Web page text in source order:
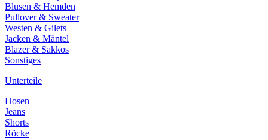
Blusen & Hemden
Pullover & Sweater
Westen & Gilets
Jacken & Mäntel
Blazer & Sakkos
Sonstiges
Unterteile
Hosen
Jeans
Shorts
Röcke